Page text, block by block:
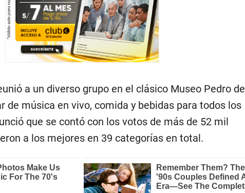
a un diverso grupo en el clásico Museo Pedro de
de música en vivo, comida y bebidas para todos los
que se contó con los votos de más de 52 mil
a los mejores en 39 categorías en total.